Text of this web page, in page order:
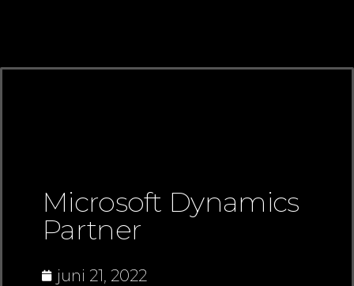
Microsoft Dynamics
Partner
juni 21, 2022